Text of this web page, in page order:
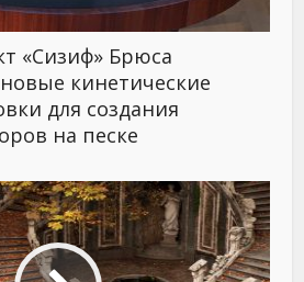
«Сизиф» Брюса
кинетические
для создания
на песке